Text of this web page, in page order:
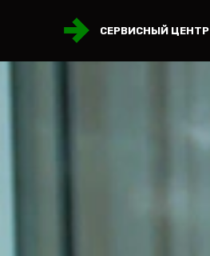
СЕРВИСНЫЙ ЦЕНТР